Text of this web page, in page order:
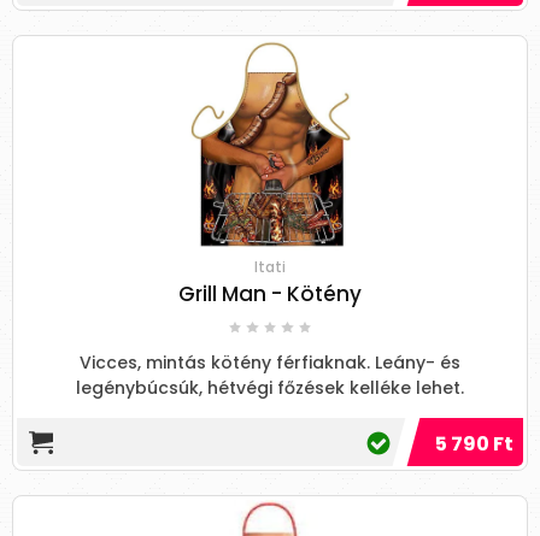
Itati
Grill Man - Kötény
Vicces, mintás kötény férfiaknak. Leány- és
legénybúcsúk, hétvégi főzések kelléke lehet.
5 790 Ft